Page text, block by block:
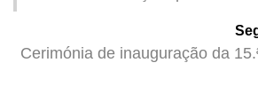
Cerimónia de inauguração da